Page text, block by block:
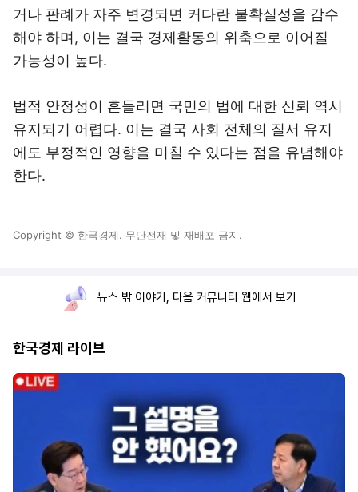
거나 판례가 자주 변경되면 커다란 불확실성을 감수
해야 하며, 이는 결국 경제활동의 위축으로 이어질
가능성이 높다.
법적 안정성이 흔들리면 국민의 법에 대한 신뢰 역시
유지되기 어렵다. 이는 결국 사회 전체의 질서 유지
에도 부정적인 영향을 미칠 수 있다는 점을 유념해야
한다.
Copyright © 한국경제. 무단전재 및 재배포 금지.
뉴스 밖 이야기, 다음 커뮤니티 웹에서 보기
한국경제 라이브